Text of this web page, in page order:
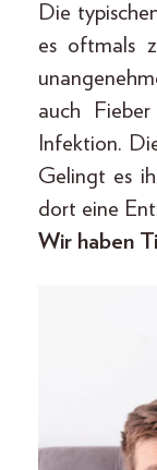
Die
es oftmals
auch
Infektion.
Gelingt es
dort eine
Wir haben